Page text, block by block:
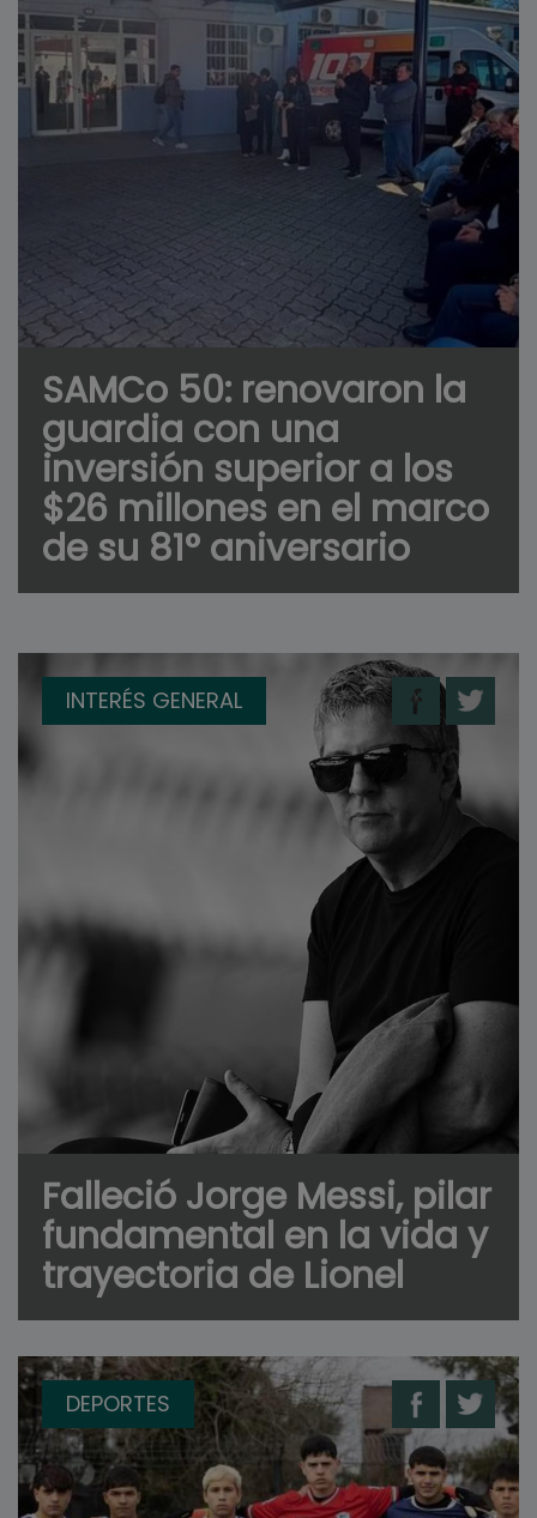
SAMCo 50: renovaron la
guardia con una
inversión superior a los
$26 millones en el marco
de su 81° aniversario
INTERÉS GENERAL
Falleció Jorge Messi, pilar
fundamental en la vida y
trayectoria de Lionel
DEPORTES